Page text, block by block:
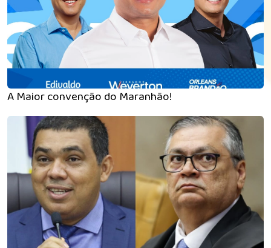
A Maior convenção do Maranhão!